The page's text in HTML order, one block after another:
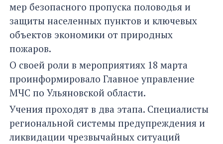
мер безопасного пропуска половодья и
защиты населенных пунктов и ключевых
объектов экономики от природных
пожаров.
О своей роли в мероприятиях 18 марта
проинформировало Главное управление
МЧС по Ульяновской области.
Учения проходят в два этапа. Специалисты
региональной системы предупреждения и
ликвидации чрезвычайных ситуаций